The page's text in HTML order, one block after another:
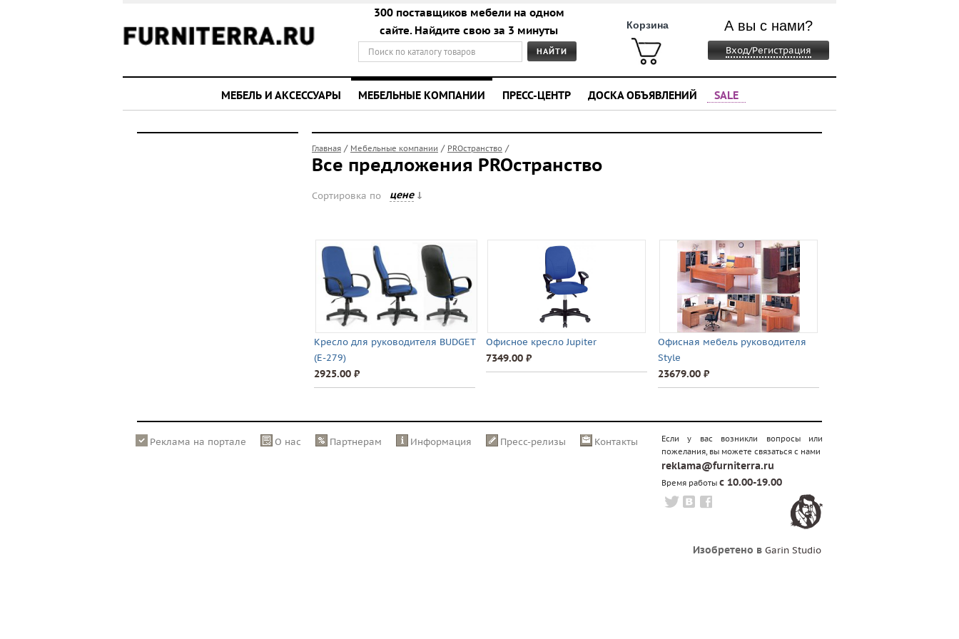
300 поставщиков мебели на одном
сайте. Найдите свою за 3 минуты
Корзина А вы с нами?
Вход/Регистрация
МЕБЕЛЬ И АКСЕССУАРЫ МЕБЕЛЬНЫЕ КОМПАНИИ ПРЕСС-ЦЕНТР ДОСКА ОБЪЯВЛЕНИЙ SALE
Главная / Мебельные компании / PROстранство /
Все предложения PROстранство
Сортировка по цене
Кресло для руководителя BUDGET
(E-279)
2925.00 ⃏
Офисное кресло Jupiter
7349.00 ⃏
Офисная мебель руководителя
Style
23679.00 ⃏
Реклама на портале О нас Партнерам Информация Пресс-релизы Контакты
Если у вас возникли вопросы или
пожелания, вы можете связаться с нами
reklama@furniterra.ru
Время работы с 10.00-19.00
Изобретено в Garin Studio